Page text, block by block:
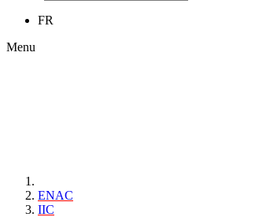
FR
Menu
ENAC
IIC